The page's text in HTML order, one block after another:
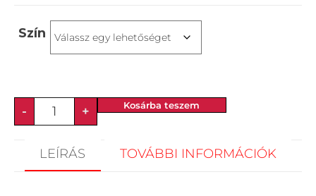
Szín
- + Kosárba teszem
LEÍRÁS TOVÁBBI INFORMÁCIÓK